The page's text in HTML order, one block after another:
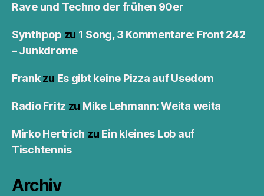
Rave und Techno der frühen 90er
Synthpop zu 1 Song, 3 Kommentare: Front 242
– Junkdrome
Frankzu Es gibt keine Pizza auf Usedom
Radio Fritz zu Mike Lehmann: Weita weita
Mirko Hertrich zu Ein kleines Lob auf
Tischtennis
Archiv